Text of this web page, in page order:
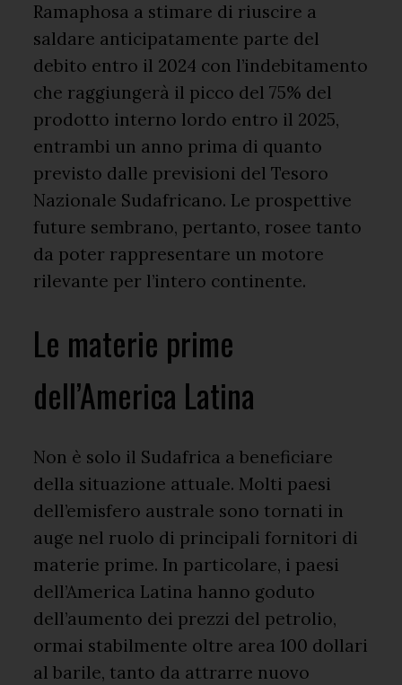
Ramaphosa a stimare di riuscire a
saldare anticipatamente parte del
debito entro il 2024 con l’indebitamento
che raggiungerà il picco del 75% del
prodotto interno lordo entro il 2025,
entrambi un anno prima di quanto
previsto dalle previsioni del Tesoro
Nazionale Sudafricano. Le prospettive
future sembrano, pertanto, rosee tanto
da poter rappresentare un motore
rilevante per l’intero continente.
Le materie prime
dell’America Latina
Non è solo il Sudafrica a beneficiare
della situazione attuale. Molti paesi
dell’emisfero australe sono tornati in
auge nel ruolo di principali fornitori di
materie prime. In particolare, i paesi
dell’America Latina hanno goduto
dell’aumento dei prezzi del petrolio,
ormai stabilmente oltre area 100 dollari
al barile, tanto da attrarre nuovo